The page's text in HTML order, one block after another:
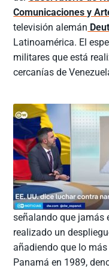
Comunicaciones y
televisión alemán
Latinoamérica. El
militares que está
cercanías de
señalando que jamás
realizado un
añadiendo que lo
Panamá en 1989,